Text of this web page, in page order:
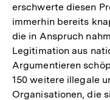
erschwerte diesen
immerhin bereits
die in Anspruch
Legitimation aus
Argumentieren
150 weitere illegale
Organisationen, die